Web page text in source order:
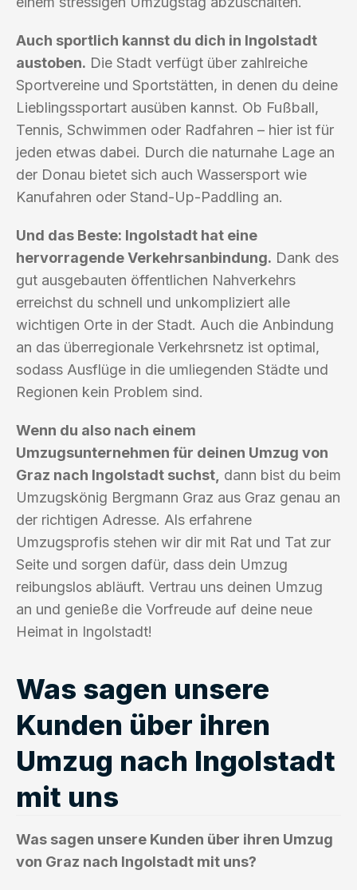
Auch sportlich kannst du dich in Ingolstadt
austoben. Die Stadt verfügt über zahlreiche
Sportvereine und Sportstätten, in denen du deine
Lieblingssportart ausüben kannst. Ob Fußball,
Tennis, Schwimmen oder Radfahren – hier ist für
jeden etwas dabei. Durch die naturnahe Lage an
der Donau bietet sich auch Wassersport wie
Kanufahren oder Stand-Up-Paddling an.
Und das Beste: Ingolstadt hat eine
hervorragende Verkehrsanbindung. Dank des
gut ausgebauten öffentlichen Nahverkehrs
erreichst du schnell und unkompliziert alle
wichtigen Orte in der Stadt. Auch die Anbindung
an das überregionale Verkehrsnetz ist optimal,
sodass Ausflüge in die umliegenden Städte und
Regionen kein Problem sind.
Wenn du also nach einem
Umzugsunternehmen für deinen Umzug von
Graz nach Ingolstadt suchst, dann bist du beim
Umzugskönig Bergmann Graz aus Graz genau an
der richtigen Adresse. Als erfahrene
Umzugsprofis stehen wir dir mit Rat und Tat zur
Seite und sorgen dafür, dass dein Umzug
reibungslos abläuft. Vertrau uns deinen Umzug
an und genieße die Vorfreude auf deine neue
Heimat in Ingolstadt!
Was sagen unsere
Kunden über ihren
Umzug nach Ingolstadt
mit uns
Was sagen unsere Kunden über ihren Umzug
von Graz nach Ingolstadt mit uns?